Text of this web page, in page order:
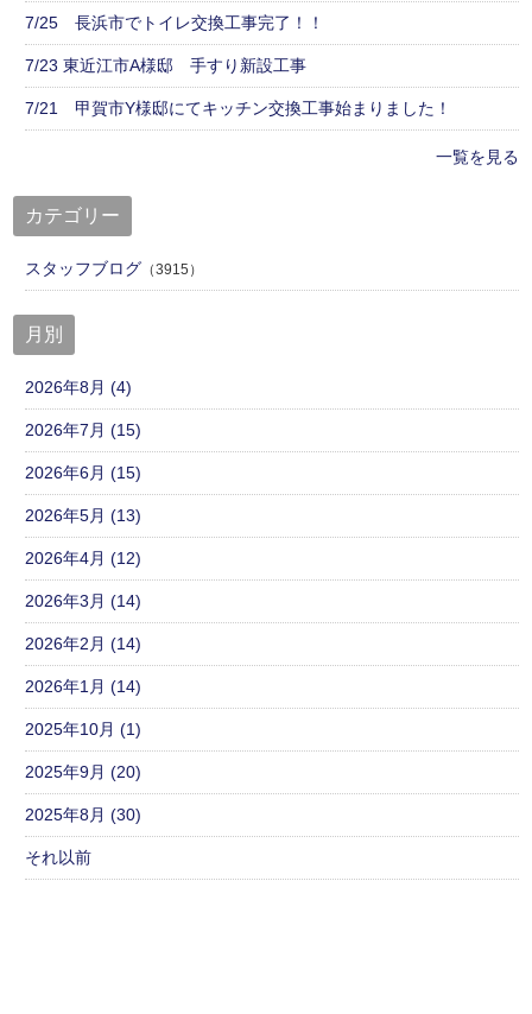
7/25 長浜市でトイレ交換工事完了！！
7/23 東近江市A様邸 手すり新設工事
7/21 甲賀市Y様邸にてキッチン交換工事始まりました！
一覧を見る
カテゴリー
スタッフブログ （3915）
月別
2026年8月 (4)
2026年7月 (15)
2026年6月 (15)
2026年5月 (13)
2026年4月 (12)
2026年3月 (14)
2026年2月 (14)
2026年1月 (14)
2025年10月 (1)
2025年9月 (20)
2025年8月 (30)
それ以前